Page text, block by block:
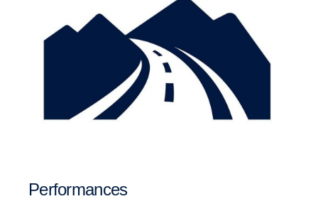
Performances